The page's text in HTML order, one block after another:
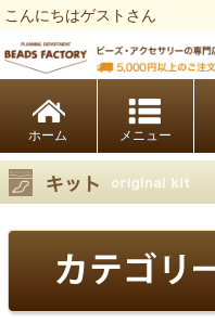
こんにちはゲストさん
ホーム